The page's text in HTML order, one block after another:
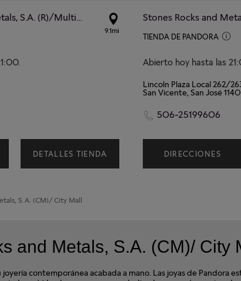
Stones Rocks and Metals, S.A. (R)/Multiplaza Escazu
9.1mi
DETALLES TIENDA
TIENDA DE PANDORA
Abierto hoy hasta las
Lincoln Plaza Local 262/
San Vicente, San José
506-25199606
DIRECCIONES
S.A. (CM)/ City Mall
and Metals, S.A. (CM)/ City
contemporánea acabada a mano. Las joyas de Pandora